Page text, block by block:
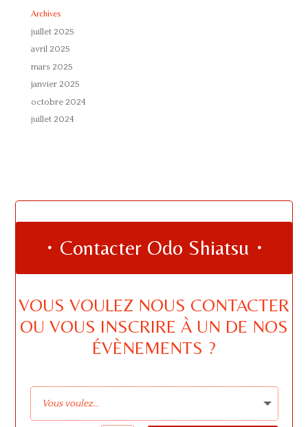
Archives
juillet 2025
avril 2025
mars 2025
janvier 2025
octobre 2024
juillet 2024
・Contacter Odo Shiatsu・
VOUS VOULEZ NOUS CONTACTER
OU VOUS INSCRIRE À UN DE NOS
ÉVÈNEMENTS ?